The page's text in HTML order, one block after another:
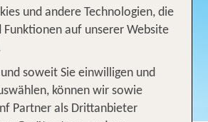
mit beim großen TUI Palma
18. Oktober und sichere dir
Vorzugspreis.
und andere Technologien, die
Funktionen auf unserer Website
soweit Sie einwilligen und
können wir sowie
Partner als Drittanbieter